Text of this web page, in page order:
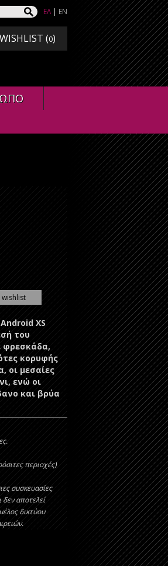
ΕΛ | EN
WISHLIST (0)
XS
του
φρεσκάδα,
κορυφής
οι μεσαίες
ενώ οι
και βρύα
περιοχές)
συσκευασίες
δεν αποτελεί
δικτύου